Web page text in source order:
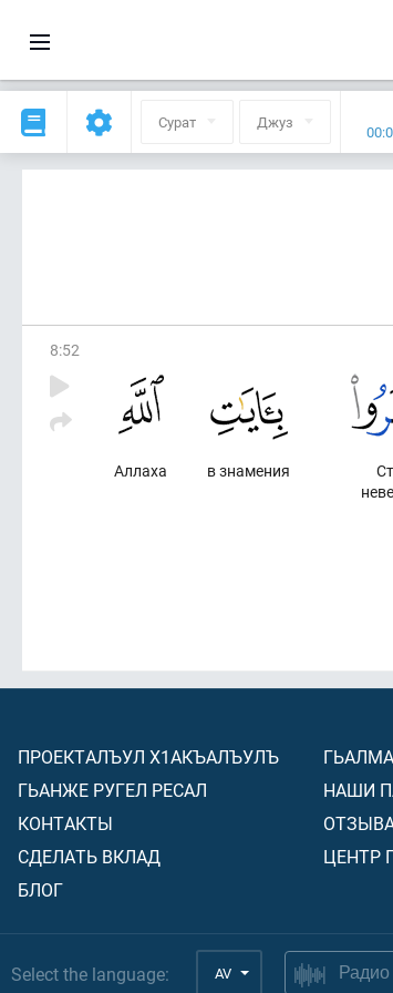
Сурат Джуз
8:52
в знамения
Аллаха
ПРОЕКТАЛЪУЛ Х1АКЪАЛЪУЛЪ
ГЬАНЖЕ РУГЕЛ РЕСАЛ
КОНТАКТЫ
СДЕЛАТЬ ВКЛАД
БЛОГ
НАШИ
ЦЕНТР
Select the language: AV Радио